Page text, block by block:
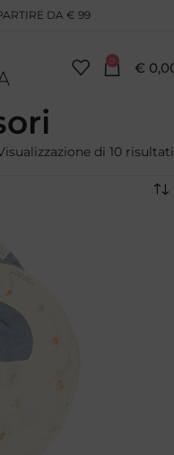
DA € 99
0 €
di 10 risultati